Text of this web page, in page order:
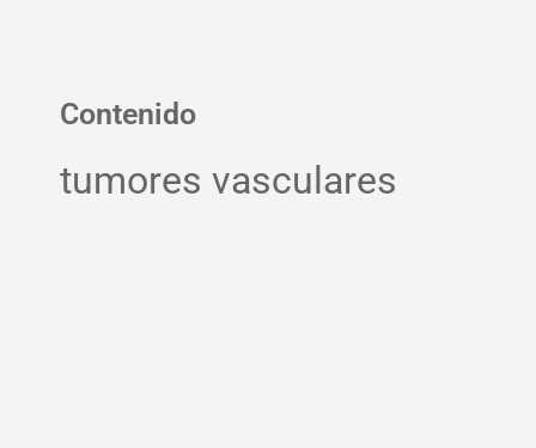
Contenido
tumores vasculares